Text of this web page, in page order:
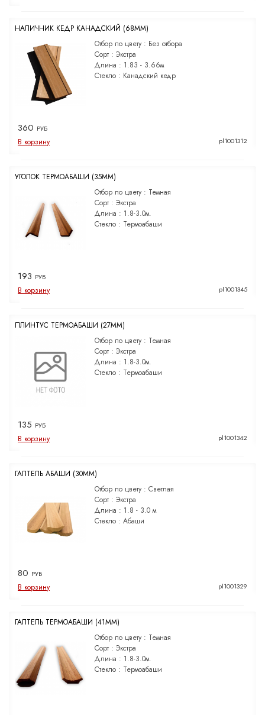
НАЛИЧНИК КЕДР КАНАДСКИЙ (68ММ)
Отбор по цвету : Без отбора
Сорт : Экстра
Длина : 1.83 - 3.66м
Стекло : Канадский кедр
360 РУБ
В корзину pl1001312
УГОЛОК ТЕРМОАБАШИ (35ММ)
Отбор по цвету : Темная
Сорт : Экстра
Длина : 1.8-3.0м.
Стекло : Термоабаши
193 РУБ
В корзину pl1001345
ПЛИНТУС ТЕРМОАБАШИ (27ММ)
Отбор по цвету : Темная
Сорт : Экстра
Длина : 1.8-3.0м.
Стекло : Термоабаши
135 РУБ
В корзину pl1001342
ГАЛТЕЛЬ АБАШИ (30ММ)
Отбор по цвету : Светлая
Сорт : Экстра
Длина : 1.8 - 3.0 м
Стекло : Абаши
80 РУБ
В корзину pl1001329
ГАЛТЕЛЬ ТЕРМОАБАШИ (41ММ)
Отбор по цвету : Темная
Сорт : Экстра
Длина : 1.8-3.0м.
Стекло : Термоабаши